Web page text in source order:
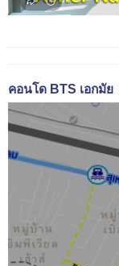
คอนโด BTS เอกมัย